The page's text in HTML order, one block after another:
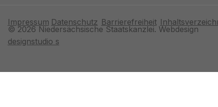
© 2026 Niedersächsische Staatskanzlei. Webdesign
designstudio s
Impressum Datenschutz Barrierefreiheit